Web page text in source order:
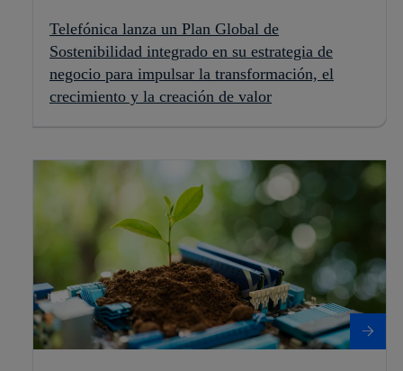
Telefónica lanza un Plan Global de
Sostenibilidad integrado en su estrategia de
negocio para impulsar la transformación, el
crecimiento y la creación de valor